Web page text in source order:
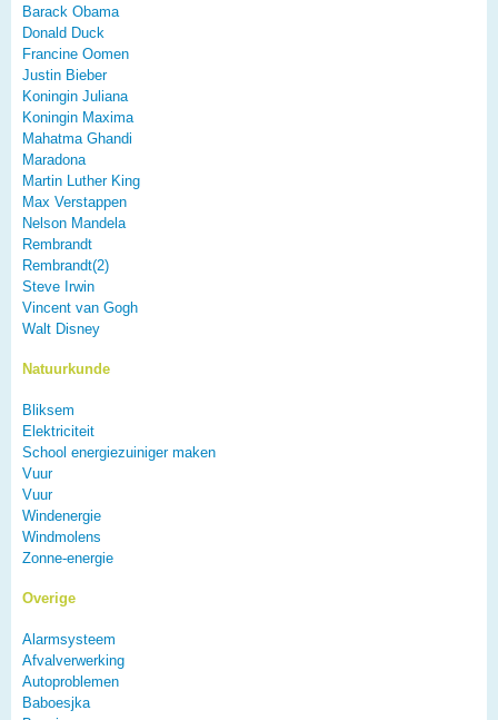
Barack Obama
Donald Duck
Francine Oomen
Justin Bieber
Koningin Juliana
Koningin Maxima
Mahatma Ghandi
Maradona
Martin Luther King
Max Verstappen
Nelson Mandela
Rembrandt
Rembrandt(2)
Steve Irwin
Vincent van Gogh
Walt Disney
Natuurkunde
Bliksem
Elektriciteit
School energiezuiniger maken
Vuur
Vuur
Windenergie
Windmolens
Zonne-energie
Overige
Alarmsysteem
Afvalverwerking
Autoproblemen
Baboesjka